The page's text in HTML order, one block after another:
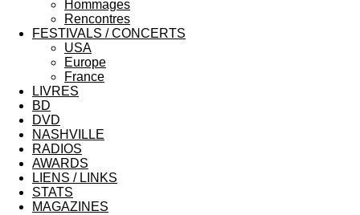
Hommages
Rencontres
FESTIVALS / CONCERTS
USA
Europe
France
LIVRES
BD
DVD
NASHVILLE
RADIOS
AWARDS
LIENS / LINKS
STATS
MAGAZINES